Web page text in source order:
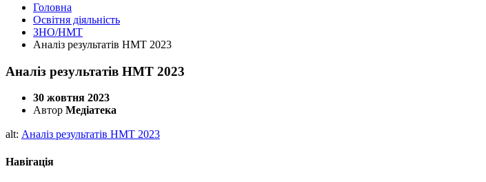
Головна
Освітня діяльність
ЗНО/НМТ
Аналіз результатів НМТ 2023
Аналіз результатів НМТ 2023
30 жовтня 2023
Автор Медіатека
alt: Аналіз результатів НМТ 2023
Навігація